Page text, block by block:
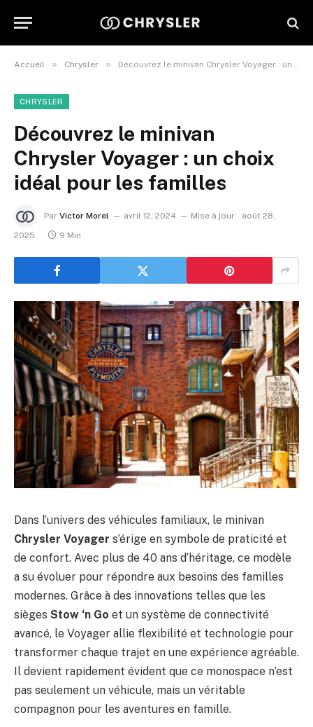
Accueil » Chrysler » Découvrez le minivan Chrysler Voyager : un choix idéal pour les familles
CHRYSLER
Découvrez le minivan
Chrysler Voyager : un choix
idéal pour les familles
Par Victor Morel avril 12, 2024 Mise à jour:
août 28,
2025
9 Min
Dans l’univers des véhicules familiaux, le minivan
Chrysler Voyager s’érige en symbole de praticité et
de confort. Avec plus de 40 ans d’héritage, ce modèle
a su évoluer pour répondre aux besoins des familles
modernes. Grâce à des innovations telles que les
sièges Stow ‘n Go et un système de connectivité
avancé, le Voyager allie flexibilité et technologie pour
transformer chaque trajet en une expérience agréable.
Il devient rapidement évident que ce monospace n’est
pas seulement un véhicule, mais un véritable
compagnon pour les aventures en famille.